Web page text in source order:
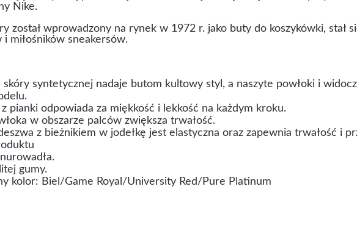
Nike.
został wprowadzony na rynek w 1972 r. jako buty do koszykówki, stał
miłośników sneakersów.
skóry syntetycznej nadaje butom kultowy styl, a naszyte powłoki i
pianki odpowiada za miękkość i lekkość na każdym kroku.
w obszarze palców zwiększa trwałość.
z bieżnikiem w jodełkę jest elastyczna oraz zapewnia trwałość i
gumy.
kolor: Biel/Game Royal/University Red/Pure Platinum